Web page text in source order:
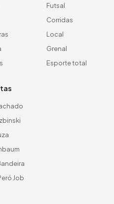
Futsal
Corridas
Local
Grenal
Esporte total
Job